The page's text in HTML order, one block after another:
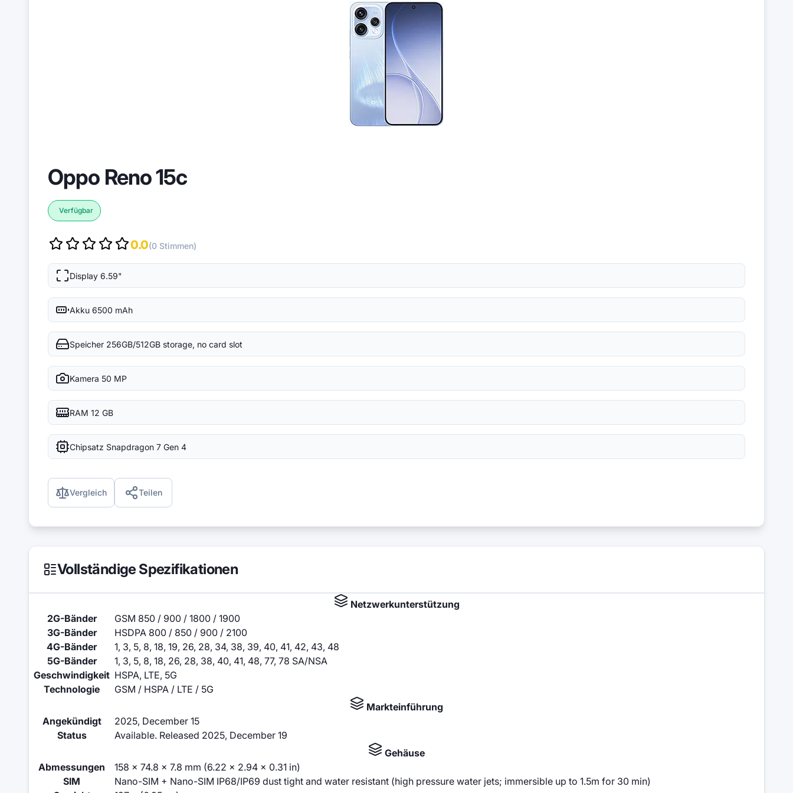
Oppo Reno 15c
Verfügbar
0.0(0 Stimmen)
Display 6.59"
Akku 6500 mAh
Speicher 256GB/512GB storage, no card slot
Kamera 50 MP
RAM 12 GB
Chipsatz Snapdragon 7 Gen 4
Vergleich Teilen
Vollständige Spezifikationen
Netzwerkunterstützung
2G-Bänder
GSM 850 / 900 / 1800 / 1900
3G-Bänder
HSDPA 800 / 850 / 900 / 2100
4G-Bänder
1, 3, 5, 8, 18, 19, 26, 28, 34, 38, 39, 40, 41, 42, 43, 48
5G-Bänder
1, 3, 5, 8, 18, 26, 28, 38, 40, 41, 48, 77, 78 SA/NSA
Geschwindigkeit HSPA, LTE, 5G
Technologie
GSM / HSPA / LTE / 5G
Markteinführung
Angekündigt
2025, December 15
Status
Available. Released 2025, December 19
Gehäuse
Abmessungen
158 x 74.8 x 7.8 mm (6.22 x 2.94 x 0.31 in)
SIM
Nano-SIM + Nano-SIM IP68/IP69 dust tight and water resistant (high pressure water jets; immersible up to 1.5m for 30 min)